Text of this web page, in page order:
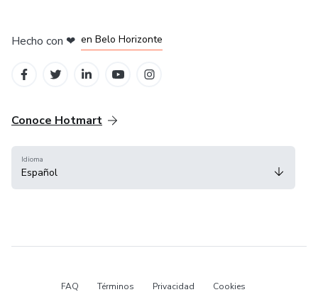
Hecho con ❤ en Belo Horizonte
Conoce Hotmart
Idioma
Español
FAQ Términos Privacidad Cookies